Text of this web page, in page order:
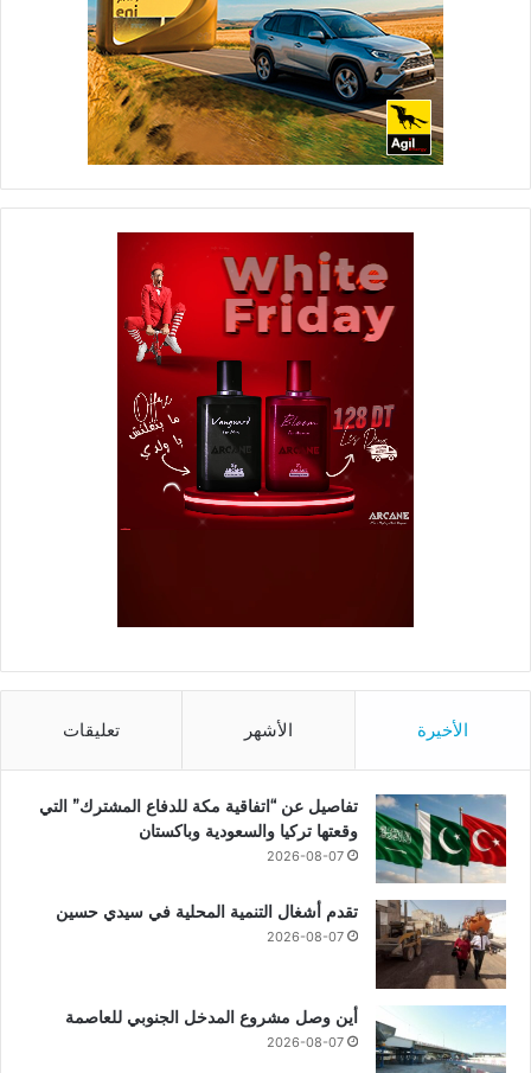
الأخيرة الأشهر تعليقات
تفاصيل عن “اتفاقية مكة للدفاع المشترك” التي
وقعتها تركيا والسعودية وباكستان
2026-08-07
تقدم أشغال التنمية المحلية في سيدي حسين
2026-08-07
أين وصل مشروع المدخل الجنوبي للعاصمة
2026-08-07